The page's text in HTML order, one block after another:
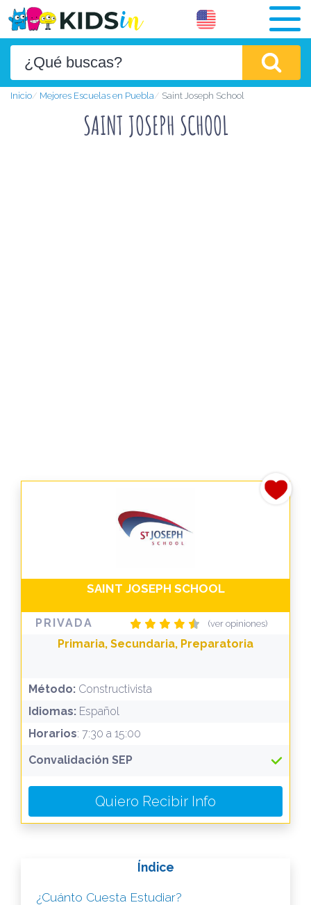
Inicio Mejores Escuelas en Puebla Saint Joseph School
SAINT JOSEPH SCHOOL
SAINT JOSEPH SCHOOL
PRIVADA (ver opiniones)
Primaria, Secundaria, Preparatoria
Método: Constructivista
Idiomas: Español
Horarios: 7:30 a 15:00
Convalidación SEP
Quiero Recibir Info
Índice
¿Cuánto Cuesta Estudiar?